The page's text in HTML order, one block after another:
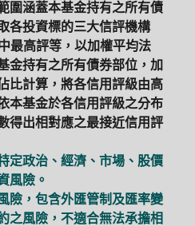
圍涵蓋本基金持有之所有債
各投資標的三大信評機構
最高評等，以加權平均法
金持有之所有債券部位，加
比計算，將各信用評級由高
本基金於各信用評級之分布
得出相對應之最接近信用評
定政治、經濟、市場、股價
風險。
險，包含外匯管制及匯率變
之風險，不適合無法承擔相